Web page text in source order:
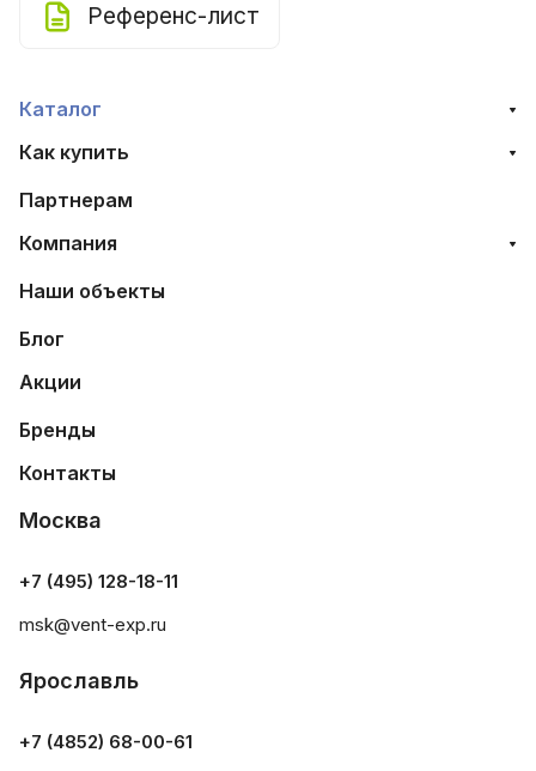
Референс-лист
Каталог
Как купить
Партнерам
Компания
Наши объекты
Блог
Акции
Бренды
Контакты
Москва
+7 (495) 128-18-11
msk@vent-exp.ru
Ярославль
+7 (4852) 68-00-61